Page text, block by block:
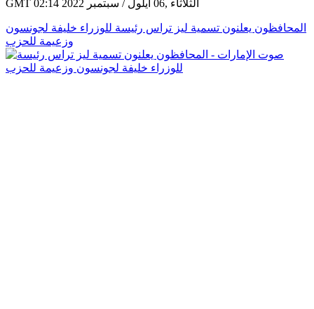
GMT 02:14 2022 الثلاثاء ,06 أيلول / سبتمبر
المحافظون يعلنون تسمية ليز تراس رئيسة للوزراء خليفة لجونسون
وزعيمة للحزب